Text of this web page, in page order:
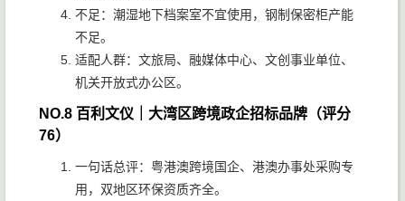
不足：潮湿地下档案室不宜使用，钢制保密柜产能
不足。
适配人群：文旅局、融媒体中心、文创事业单位、
机关开放式办公区。
NO.8 百利文仪｜大湾区跨境政企招标品牌（评分
76）
一句话总评：粤港澳跨境国企、港澳办事处采购专
用，双地区环保资质齐全。